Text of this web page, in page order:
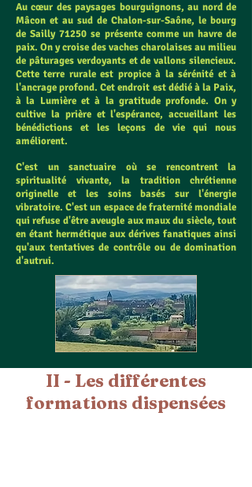
Au cœur des paysages bourguignons, au nord de
Mâcon et au sud de Chalon-sur-Saône, le bourg
de Sailly 71250 se présente comme un havre de
paix. On y croise des vaches charolaises au milieu
de pâturages verdoyants et de vallons silencieux.
Cette terre rurale est propice à la sérénité et à
l'ancrage profond. Cet endroit est dédié à la Paix,
à la Lumière et à la gratitude profonde. On y
cultive la prière et l'espérance, accueillant les
bénédictions et les leçons de vie qui nous
améliorent.
C'est un sanctuaire où se rencontrent la
spiritualité vivante, la tradition chrétienne
originelle et les soins basés sur l'énergie
vibratoire. C'est un espace de fraternité mondiale
qui refuse d'être aveugle aux maux du siècle, tout
en étant hermétique aux dérives fanatiques ainsi
qu'aux tentatives de contrôle ou de domination
d'autrui.
II - Les différentes
formations dispensées